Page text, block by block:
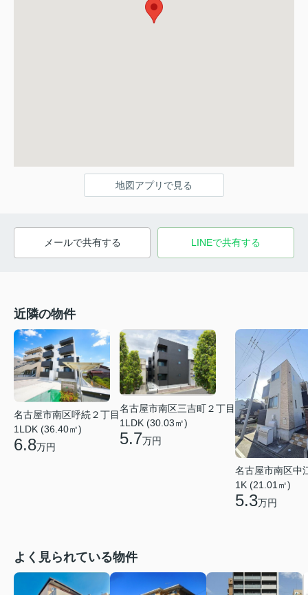
地図アプリで見る
メールで共有する LINEで共有する
近隣の物件
名古屋市南区呼続２丁目
1LDK (36.40㎡)
6.8万円
名古屋市南区三吉町２丁目
1LDK (30.03㎡)
5.7万円
名古屋市南区中
1K (21.01㎡)
5.3万円
よく見られている物件